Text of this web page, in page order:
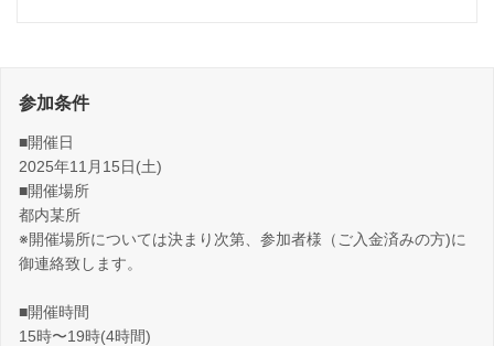
参加条件
■開催日
2025年11月15日(土)
■開催場所
都内某所
※開催場所については決まり次第、参加者様（ご入金済みの方)に
御連絡致します。
■開催時間
15時〜19時(4時間)